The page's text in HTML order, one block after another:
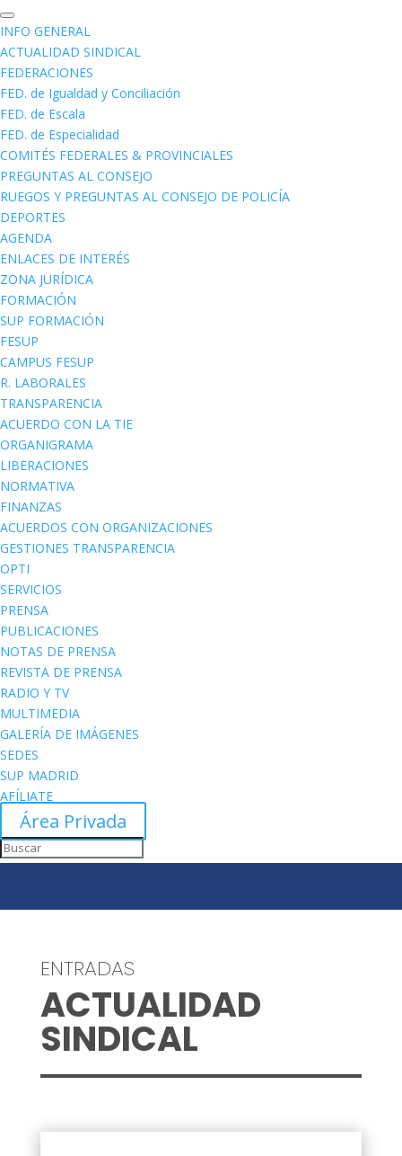
INFO GENERAL
ACTUALIDAD SINDICAL
FEDERACIONES
FED. de Igualdad y Conciliación
FED. de Escala
FED. de Especialidad
COMITÉS FEDERALES & PROVINCIALES
PREGUNTAS AL CONSEJO
RUEGOS Y PREGUNTAS AL CONSEJO DE POLICÍA
DEPORTES
AGENDA
ENLACES DE INTERÉS
ZONA JURÍDICA
FORMACIÓN
SUP FORMACIÓN
FESUP
CAMPUS FESUP
R. LABORALES
TRANSPARENCIA
ACUERDO CON LA TIE
ORGANIGRAMA
LIBERACIONES
NORMATIVA
FINANZAS
ACUERDOS CON ORGANIZACIONES
GESTIONES TRANSPARENCIA
OPTI
SERVICIOS
PRENSA
PUBLICACIONES
NOTAS DE PRENSA
REVISTA DE PRENSA
RADIO Y TV
MULTIMEDIA
GALERÍA DE IMÁGENES
SEDES
SUP MADRID
AFÍLIATE
Área Privada
ENTRADAS
ACTUALIDAD
SINDICAL